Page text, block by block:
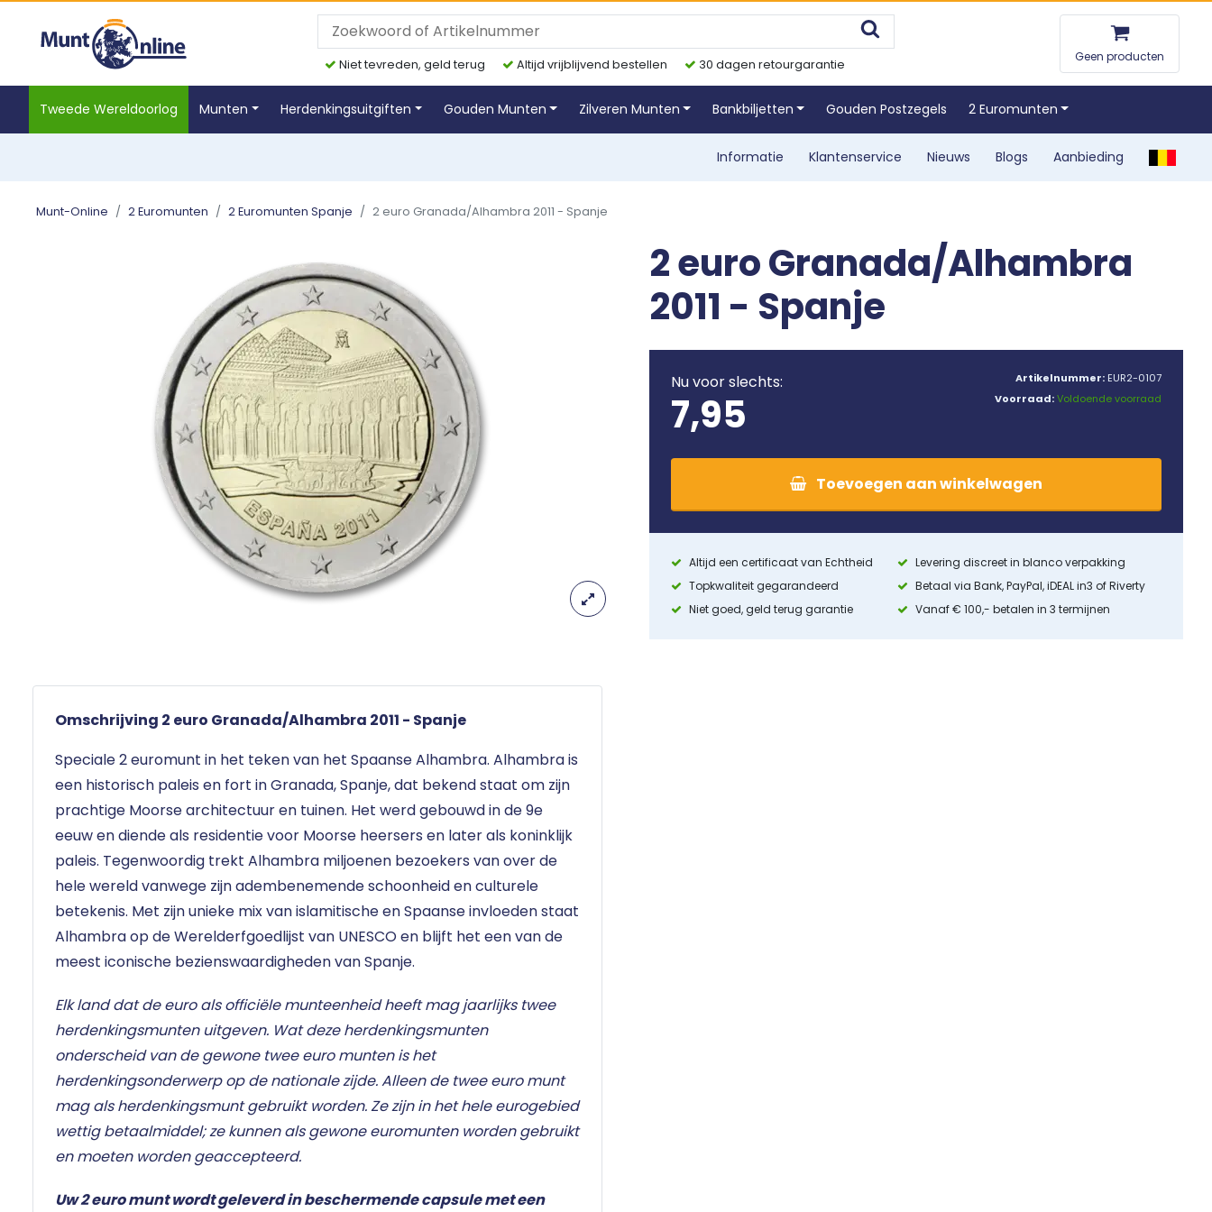
Niet tevreden, geld terug Altijd vrijblijvend bestellen 30 dagen retourgarantie
Geen producten
Tweede Wereldoorlog Munten Herdenkingsuitgiften Gouden Munten Zilveren Munten Bankbiljetten Gouden Postzegels 2 Euromunten
Informatie Klantenservice Nieuws Blogs Aanbieding
Munt-Online 2 Euromunten 2 Euromunten Spanje 2 euro Granada/Alhambra 2011 - Spanje
Omschrijving 2 euro Granada/Alhambra 2011 - Spanje
Speciale 2 euromunt in het teken van het Spaanse Alhambra. Alhambra is
een historisch paleis en fort in Granada, Spanje, dat bekend staat om zijn
prachtige Moorse architectuur en tuinen. Het werd gebouwd in de 9e
eeuw en diende als residentie voor Moorse heersers en later als koninklijk
paleis. Tegenwoordig trekt Alhambra miljoenen bezoekers van over de
hele wereld vanwege zijn adembenemende schoonheid en culturele
betekenis. Met zijn unieke mix van islamitische en Spaanse invloeden staat
Alhambra op de Werelderfgoedlijst van UNESCO en blijft het een van de
meest iconische bezienswaardigheden van Spanje.
Elk land dat de euro als officiële munteenheid heeft mag jaarlijks twee
herdenkingsmunten uitgeven. Wat deze herdenkingsmunten
onderscheid van de gewone twee euro munten is het
herdenkingsonderwerp op de nationale zijde. Alleen de twee euro munt
mag als herdenkingsmunt gebruikt worden. Ze zijn in het hele eurogebied
wettig betaalmiddel; ze kunnen als gewone euromunten worden gebruikt
en moeten worden geaccepteerd.
Uw 2 euro munt wordt geleverd in beschermende capsule met een
2 euro Granada/Alhambra
2011 - Spanje
Nu voor slechts:
7,95
Artikelnummer: EUR2-0107
Voorraad:Voldoende voorraad
Toevoegen aanwinkelwagen
Altijd een certificaat van Echtheid
Topkwaliteit gegarandeerd
Niet goed, geld terug garantie
Levering discreet in blanco verpakking
Betaal via Bank, PayPal, iDEAL in3 of Riverty
Vanaf € 100,- betalen in 3 termijnen